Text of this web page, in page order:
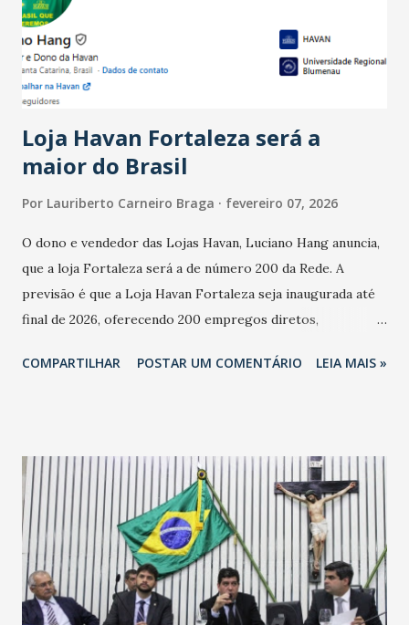
registraram equilíbrio financeiro. Já o percentual de
estabelecimentos no prejuízo ficou em 19%, pouco abaixo
do observado no mês anterior. Outros 1% não existiam em
novembro. Em relação a outubro, o faturamento também
Loja Havan Fortaleza será a
maior do Brasil
Por Lauriberto Carneiro Braga fevereiro 07, 2026
O dono e vendedor das Lojas Havan, Luciano Hang anuncia,
que a loja Fortaleza será a de número 200 da Rede. A
previsão é que a Loja Havan Fortaleza seja inaugurada até
final de 2026, oferecendo 200 empregos diretos,
Havan Fortaleza ainda não foi anunciada oficialmente, mas
COMPARTILHAR POSTAR UM COMENTÁRIO LEIA MAIS »